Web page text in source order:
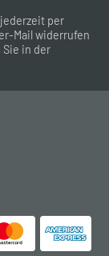
per
Mail widerrufen
in der